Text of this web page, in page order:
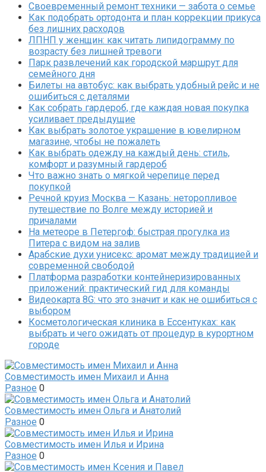
Своевременный ремонт техники — забота о семье
Как подобрать ортодонта и план коррекции прикуса
без лишних расходов
ЛПНП у женщин: как читать липидограмму по
возрасту без лишней тревоги
Парк развлечений как городской маршрут для
семейного дня
Билеты на автобус: как выбрать удобный рейс и не
ошибиться с деталями
Как собрать гардероб, где каждая новая покупка
усиливает предыдущие
Как выбрать золотое украшение в ювелирном
магазине, чтобы не пожалеть
Как выбрать одежду на каждый день: стиль,
комфорт и разумный гардероб
Что важно знать о мягкой черепице перед
покупкой
Речной круиз Москва — Казань: неторопливое
путешествие по Волге между историей и
причалами
На метеоре в Петергоф: быстрая прогулка из
Питера с видом на залив
Арабские духи унисекс: аромат между традицией и
современной свободой
Платформа разработки контейнеризированных
приложений: практический гид для команды
Видеокарта 8G: что это значит и как не ошибиться с
выбором
Косметологическая клиника в Ессентуках: как
выбрать и чего ожидать от процедур в курортном
городе
Совместимость имен Михаил и Анна
Разное 0
Совместимость имен Ольга и Анатолий
Разное 0
Совместимость имен Илья и Ирина
Разное 0